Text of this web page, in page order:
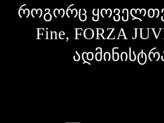
როგორც
Fine, FORZA